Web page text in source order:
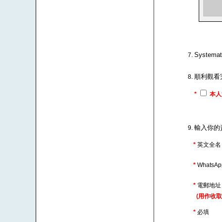
順利觀
* 本
輸入你的
* 英文全
*
* 電郵地
(用作收
* 必填